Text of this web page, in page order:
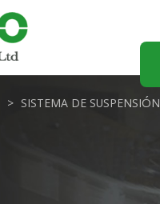
SISTEMA DE SUSPENSIÓN